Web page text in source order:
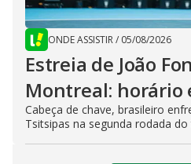
ONDE ASSISTIR/ 05/08/2026
Estreia de João
Montreal: horário
Cabeça de chave, brasileiro
Tsitsipas na segunda rodada